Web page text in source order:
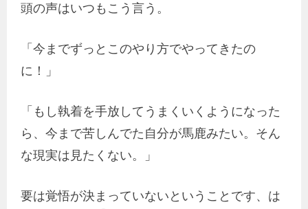
頭の声はいつもこう言う。
「今までずっとこのやり方でやってきたの
に！」
「もし執着を手放してうまくいくようになった
ら、今まで苦しんでた自分が馬鹿みたい。そん
な現実は見たくない。」
要は覚悟が決まっていないということです、は